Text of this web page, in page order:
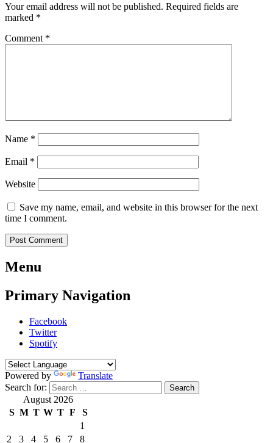
Your email address will not be published. Required fields are
marked *
Comment *
Name *
Email *
Website
Save my name, email, and website in this browser for the next
time I comment.
Menu
Primary Navigation
Facebook
Twitter
Spotify
Powered by
Translate
Search for:
August 2026
S M T W T F
S
1
2
3 4 5 6 7
8